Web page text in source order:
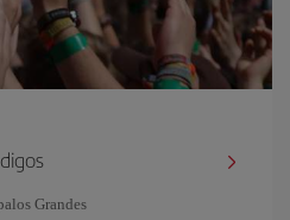
Grandes